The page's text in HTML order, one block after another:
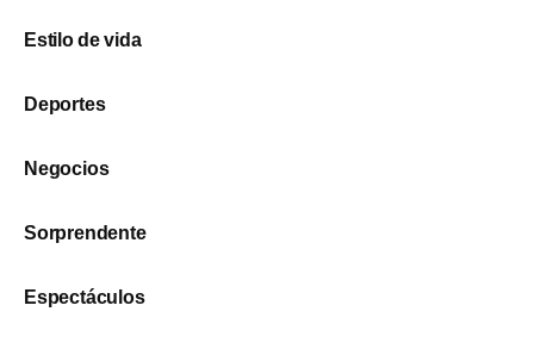
Estilo de vida
Deportes
Negocios
Sorprendente
Espectáculos